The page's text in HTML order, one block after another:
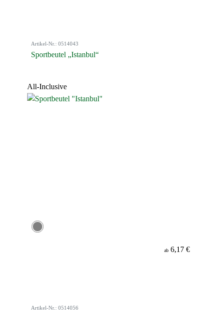
Artikel-Nr.: 0514043
Sportbeutel „Istanbul“
All-Inclusive
ab 6,17 €
Artikel-Nr.: 0514056